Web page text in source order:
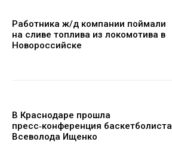
Работника ж/д компании поймали
на сливе топлива из локомотива в
Новороссийске
В Краснодаре прошла
пресс‑конференция баскетболиста
Всеволода Ищенко